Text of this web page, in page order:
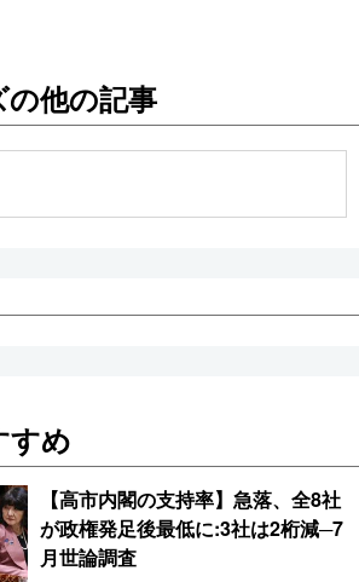
他の記事
すめ
【高市内閣の支持率】急落、全8社
が政権発足後最低に:3社は2桁減─7
月世論調査